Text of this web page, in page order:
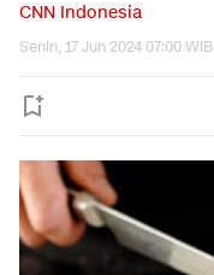
CNN Indonesia
Senin, 17 Jun 2024 07:00 WIB